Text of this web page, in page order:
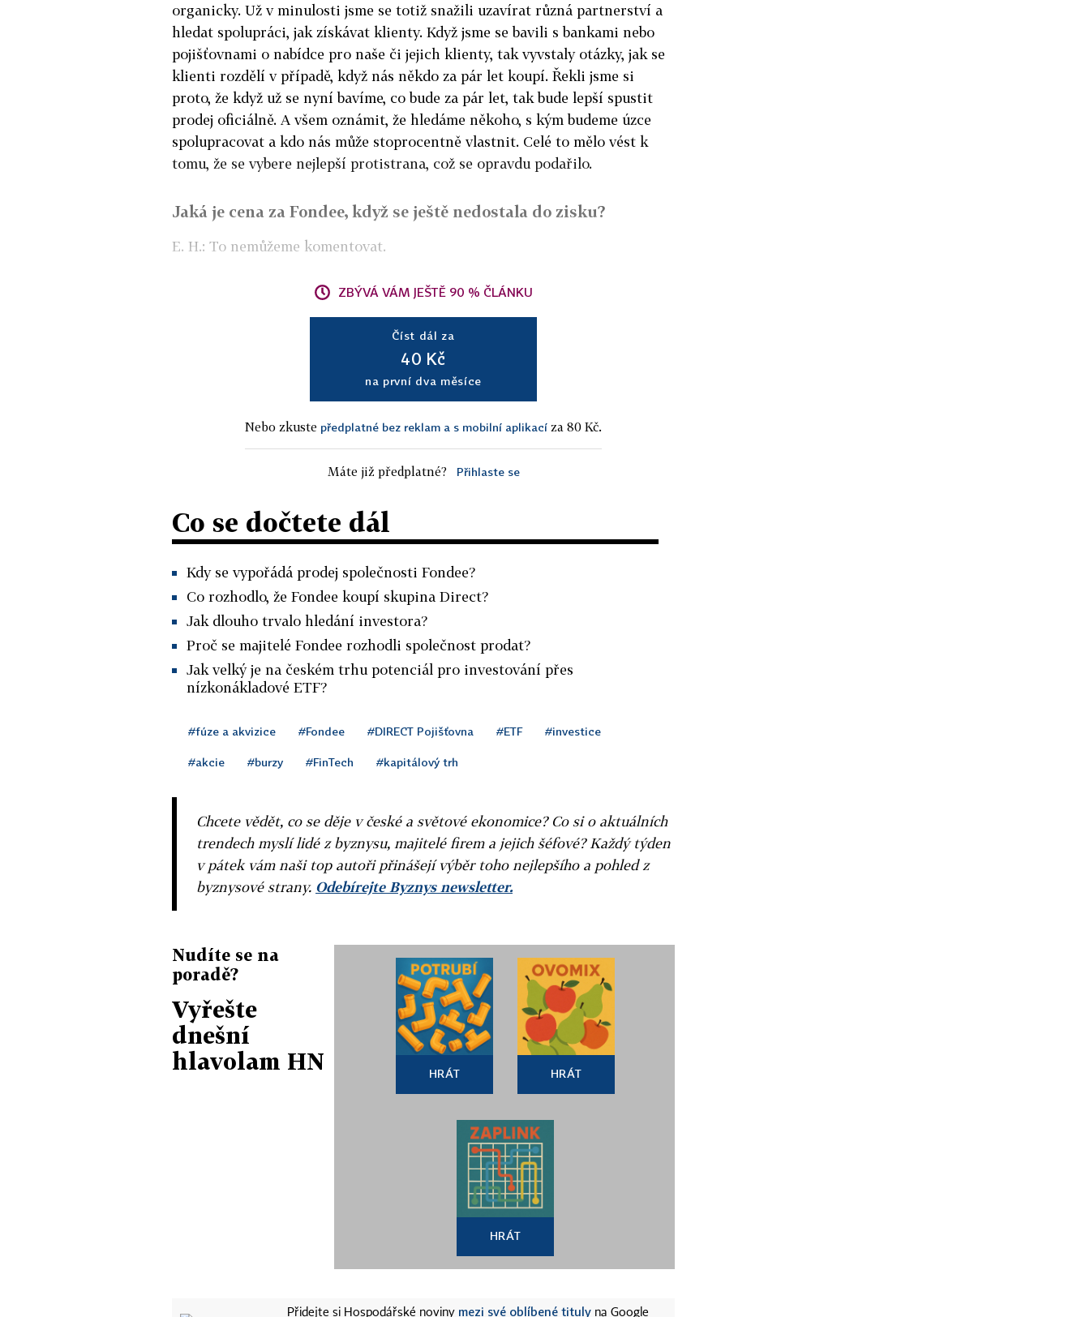
organicky. Už v minulosti jsme se totiž snažili uzavírat různá partnerství a
hledat spolupráci, jak získávat klienty. Když jsme se bavili s bankami nebo
pojišťovnami o nabídce pro naše či jejich klienty, tak vyvstaly otázky, jak se
klienti rozdělí v případě, když nás někdo za pár let koupí. Řekli jsme si
proto, že když už se nyní bavíme, co bude za pár let, tak bude lepší spustit
prodej oficiálně. A všem oznámit, že hledáme někoho, s kým budeme úzce
spolupracovat a kdo nás může stoprocentně vlastnit. Celé to mělo vést k
tomu, že se vybere nejlepší protistrana, což se opravdu podařilo.
Jaká je cena za Fondee, když se ještě nedostala do zisku?
E. H.: To nemůžeme komentovat.
ZBÝVÁ VÁM JEŠTĚ 90 % ČLÁNKU
Číst dál za
40 Kč
na první dva měsíce
Nebo zkuste předplatné bez reklam a s mobilní aplikací za 80 Kč.
Máte již předplatné? Přihlaste se
Co se dočtete dál
Kdy se vypořádá prodej společnosti Fondee?
Co rozhodlo, že Fondee koupí skupina Direct?
Jak dlouho trvalo hledání investora?
Proč se majitelé Fondee rozhodli společnost prodat?
Jak velký je na českém trhu potenciál pro investování přes
nízkonákladové ETF?
#fúze a akvizice #Fondee #DIRECT Pojišťovna #ETF #investice
#akcie #burzy #FinTech #kapitálový trh
Chcete vědět, co se děje v české a světové ekonomice? Co si o aktuálních
trendech myslí lidé z byznysu, majitelé firem a jejich šéfové? Každý týden
v pátek vám naši top autoři přinášejí výběr toho nejlepšího a pohled z
byznysové strany. Odebírejte Byznys newsletter.
Nudíte se na
poradě?
Vyřešte
dnešní
hlavolam HN
HRÁT HRÁT
HRÁT
Přidejte si Hospodářské noviny mezi své oblíbené tituly na Google